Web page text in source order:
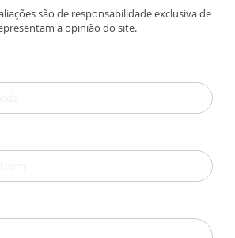
são de responsabilidade exclusiva de
a opinião do site.